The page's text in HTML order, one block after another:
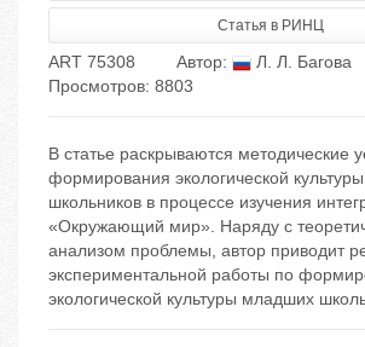
Статья в РИНЦ
ART 75308 Автор:
Л. Л. Багова
Просмотров: 8803
В статье раскрываются методические
формирования экологической
школьников в процессе изучения
«Окружающий мир». Наряду с
анализом проблемы, автор приводит
экспериментальной работы по
экологической культуры младших